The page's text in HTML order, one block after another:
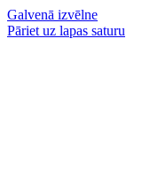
Galvenā izvēlne
Pāriet uz lapas saturu